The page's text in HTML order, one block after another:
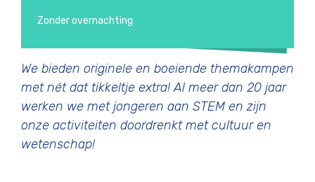
Zonder overnachting
We bieden originele en boeiende themakampen
met nét dat tikkeltje extra! Al meer dan 20 jaar
werken we met jongeren aan STEM en zijn
onze activiteiten doordrenkt met cultuur en
wetenschap!